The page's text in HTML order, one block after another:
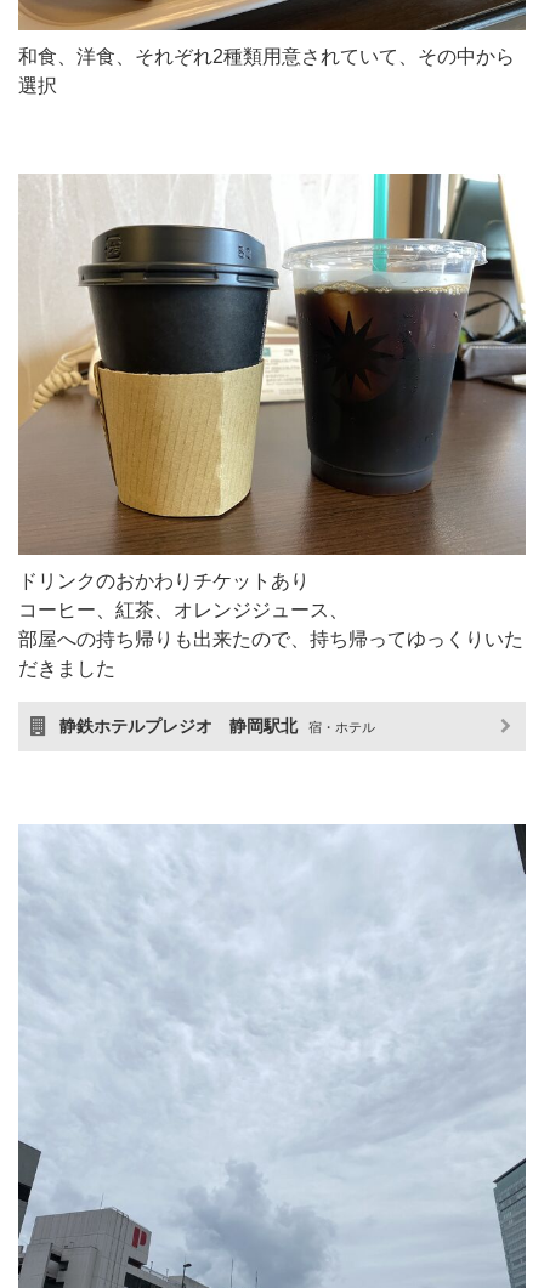
和食、洋食、それぞれ2種類用意されていて、その中から
選択
ドリンクのおかわりチケットあり
コーヒー、紅茶、オレンジジュース、
部屋への持ち帰りも出来たので、持ち帰ってゆっくりいた
だきました
静鉄ホテルプレジオ 静岡駅北 宿・ホテル